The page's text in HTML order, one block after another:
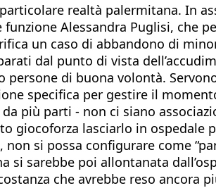
realtà palermitana. In
Alessandra Puglisi, che
un caso di abbandono di
dal punto di vista
di buona volontà.
specifica per gestire il
più parti - non ci siano
giocoforza lasciarlo in ospedale
si possa configurare come
si sarebbe poi allontanata
che avrebbe reso ancora